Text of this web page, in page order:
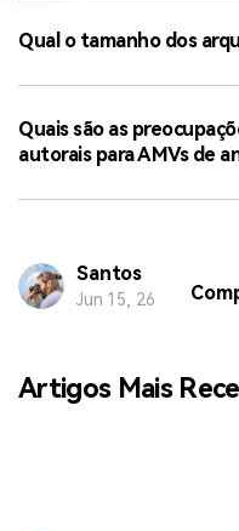
Qual o tamanho dos
Quais são as
autorais para AMVs de
Santos
Jun 15, 26
Artigos Mais